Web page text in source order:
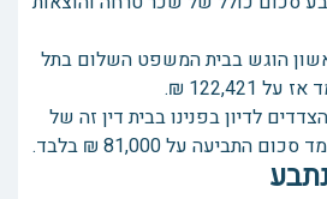
הוגש בבית המשפט השלום בתל
₪.
לדיון בפנינו בבית דין זה של
על 81,000 ₪ בלבד.